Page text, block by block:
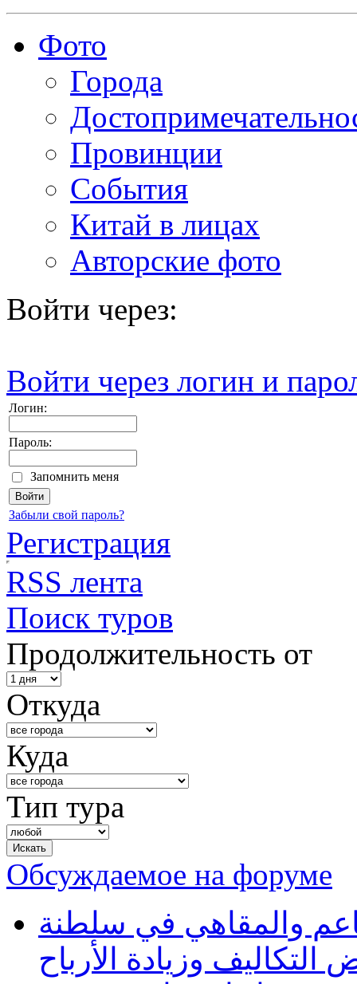
Фото
Города
Провинции
События
Китай в лицах
Авторские фото
Войти через:
Войти через логин и
Логин:
Пароль:
Запомнить меня
Забыли свой пароль?
Регистрация
RSS лента
Поиск туров
Продолжительность от
Откуда
Куда
Тип тура
Обсуждаемое на форуме
والمقاهي في سلطنة
وزيادة الأرباح